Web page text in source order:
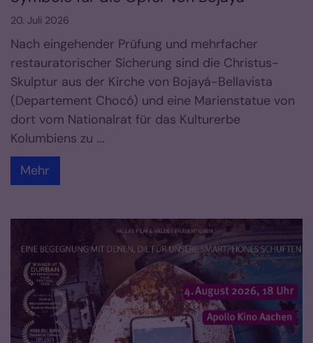
20. Juli 2026
Nach eingehender Prüfung und mehrfacher
restauratorischer Sicherung sind die Christus-
Skulptur aus der Kirche von Bojayá-Bellavista
(Departement Chocó) und eine Marienstatue von
dort vom Nationalrat für das Kulturerbe
Kolumbiens zu ...
Mehr